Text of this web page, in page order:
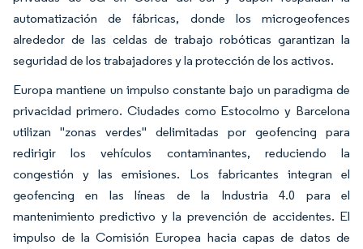
automatización de fábricas, donde los microgeofences
alrededor de las celdas de trabajo robóticas garantizan la
seguridad de los trabajadores y la protección de los activos.
Europa mantiene un impulso constante bajo un paradigma de
privacidad primero. Ciudades como Estocolmo y Barcelona
utilizan "zonas verdes" delimitadas por geofencing para
redirigir los vehículos contaminantes, reduciendo la
congestión y las emisiones. Los fabricantes integran el
geofencing en las líneas de la Industria 4.0 para el
mantenimiento predictivo y la prevención de accidentes. El
impulso de la Comisión Europea hacia capas de datos de